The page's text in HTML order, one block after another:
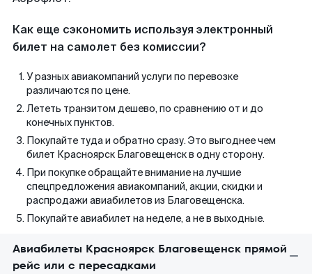
Как еще сэкономить используя электронный
билет на самолет без комиссии?
У разных авиакомпаний услуги по перевозке
различаются по цене.
Лететь транзитом дешево, по сравнению от и до
конечных пунктов.
Покупайте туда и обратно сразу. Это выгоднее чем
билет Красноярск Благовещенск в одну сторону.
При покупке обращайте внимание на лучшие
спецпредложения авиакомпаний, акции, скидки и
распродажи авиабилетов из Благовещенска.
Покупайте авиабилет на неделе, а не в выходные.
Авиабилеты Красноярск Благовещенск прямой
рейс или с пересадками